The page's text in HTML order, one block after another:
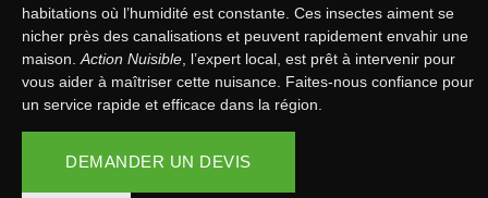
habitations où l’humidité est constante. Ces insectes aiment se
nicher près des canalisations et peuvent rapidement envahir une
maison. Action Nuisible , l’expert local, est prêt à intervenir pour
vous aider à maîtriser cette nuisance. Faites-nous confiance pour
un service rapide et efficace dans la région.
DEMANDER UN DEVIS